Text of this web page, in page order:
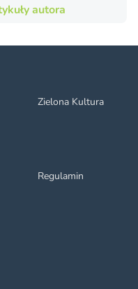
autora
Zielona Kultura
Regulamin